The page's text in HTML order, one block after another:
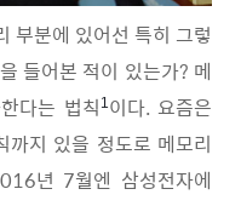
부분에 있어선 특히 그렇
들어본 적이 있는가? 메
다는 법칙 1이다. 요즘은
까지 있을 정도로 메모리
년 7월엔 삼성전자에